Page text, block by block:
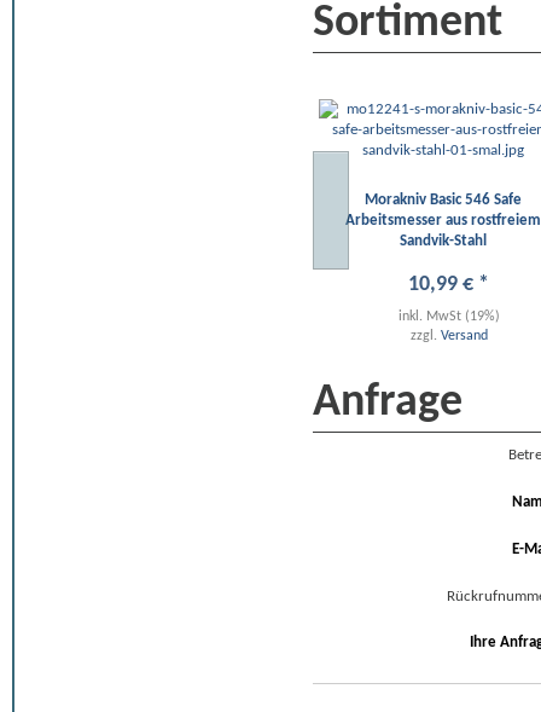
Sortiment
Morakniv Basic 546 Safe
Arbeitsmesser aus rostfreiem
Sandvik-Stahl
10,99 € *
inkl. MwSt (19%)
zzgl. Versand
Anfrage
E-
Ihre